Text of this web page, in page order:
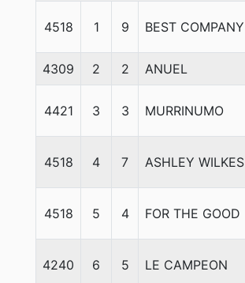
4518 1 9 BEST COMPANY
4309 2 2 ANUEL
4421 3 3 MURRINUMO
4518 4 7 ASHLEY WILKES
4518 5 4 FOR THE GOOD
4240 6 5 LE CAMPEON